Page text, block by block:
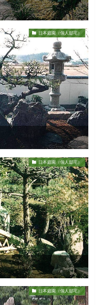
日本庭園（個人邸宅）
日本庭園（個人邸宅）
日本庭園（個人邸宅）